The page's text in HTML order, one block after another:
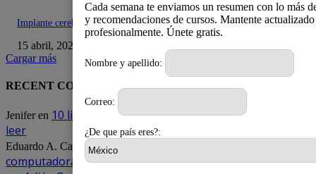
Implante cerebral: La nueva frontera entre pensamiento y palabra
15 abril, 2025
Cargar más
RECENT COMMENTS
Jenifer en 10 libros que todo estudiante de ingeniería debe
leer
Eduardo A. CabrejasenModding, crea arte y embellece tu
computadora.
Cada semana te enviamos un resumen con lo más
y recomendaciones de cursos. Mantente
profesionalmente. Únete gratis.
Nombre y apellido:
Correo:
¿De que país eres?: